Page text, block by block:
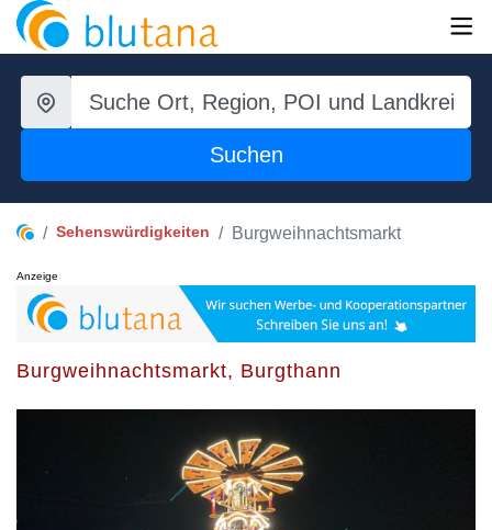
Suchen
Sehenswürdigkeiten Burgweihnachtsmarkt
Anzeige
Burgweihnachtsmarkt, Burgthann